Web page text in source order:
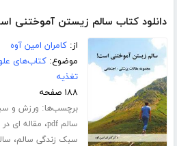
دانلود کتاب سالم زیستن آموختنی
از:کامران امین آوه
موضوع:کتاب‌های
تغذیه
۱۸۸ صفحه
برچسب‌ها: ورزش‌ و
سالم pdf
، مقاله ای
سبک زندگی سالم،